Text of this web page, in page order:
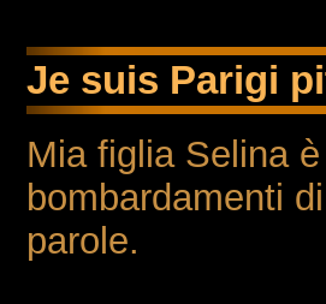
Je suis Parigi
Mia figlia Selina
bombardamenti
parole.